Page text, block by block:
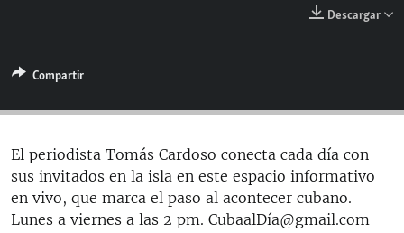
ESPECIALES
LA REALIDAD DE LA VIVIENDA EN CUBA
SER VIEJO EN CUBA
KENTU-CUBANO
LOS SANTOS DE HIALEAH
MULTIMEDIA
EDITORIALES
SÍGUENOS
Descargar
Compartir
El periodista Tomás Cardoso conecta cada día con
sus invitados en la isla en este espacio informativo
en vivo, que marca el paso al acontecer cubano.
Lunes a viernes a las 2 pm. CubaalDía@gmail.com